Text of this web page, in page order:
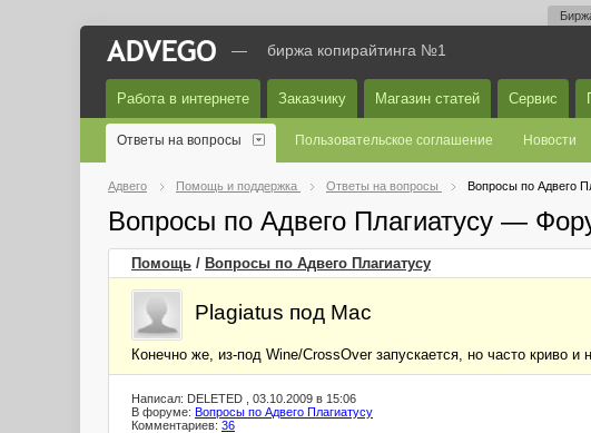
— биржа копирайтинга №1
Работа в интернете Заказчику Магазин статей Сервис
Ответы на вопросы Пользовательское соглашение Новости
Адвего Помощь и поддержка Ответы на вопросы Вопросы по Адвего
Вопросы по Адвего Плагиатусу —
Помощь / Вопросы по Адвего Плагиатусу
Plagiatus под Mac
Конечно же, из-под Wine/CrossOver запускается, но часто криво
Написал: DELETED , 03.10.2009 в 15:06
В форуме: Вопросы по Адвего Плагиатусу
Комментариев: 36